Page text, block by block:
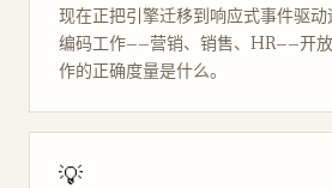
现在正把引擎迁移到响应式事件驱
编码工作——营销、销售、HR——开
作的正确度量是什么。
💡